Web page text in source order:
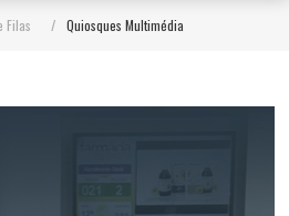
Filas / Quiosques Multimédia